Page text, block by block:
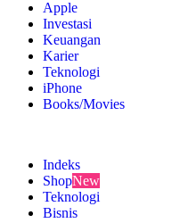
Apple
Investasi
Keuangan
Karier
Teknologi
iPhone
Books/Movies
Indeks
ShopNew
Teknologi
Bisnis